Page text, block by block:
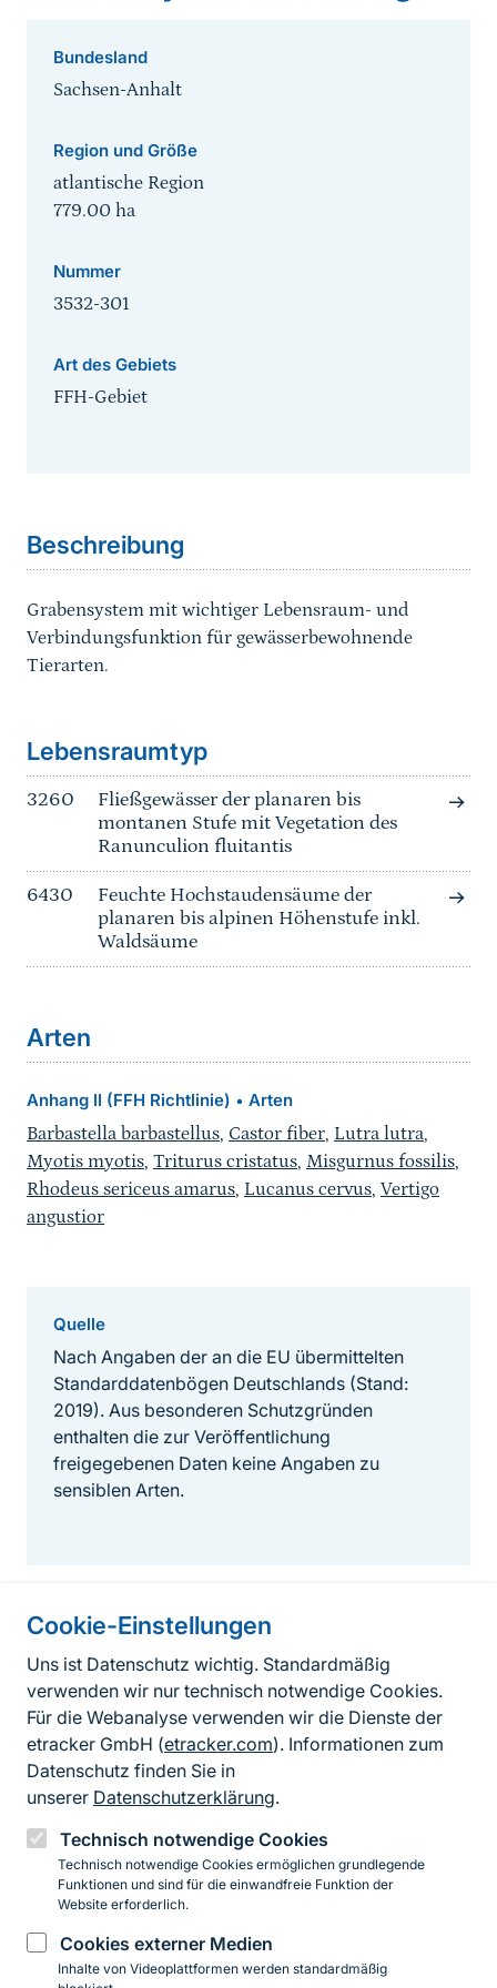
Cookie-Einstellungen
Uns ist Datenschutz wichtig. Standardmäßig
verwenden wir nur technisch notwendige Cookies.
Für die Webanalyse verwenden wir die Dienste der
etracker GmbH (etracker.com). Informationen zum
Datenschutz finden Sie in
unserer Datenschutzerklärung.
Technisch notwendige Cookies
Technisch notwendige Cookies ermöglichen grundlegende
Funktionen und sind für die einwandfreie Funktion der
Website erforderlich.
Cookies externer Medien
Inhalte von Videoplattformen werden standardmäßig
Bundesland
Sachsen-Anhalt
Region und Größe
atlantische Region
779.00 ha
Nummer
3532-301
Art des Gebiets
FFH-Gebiet
Beschreibung
Grabensystem mit wichtiger Lebensraum- und
Verbindungsfunktion für gewässerbewohnende
Tierarten.
Lebensraumtyp
3260
Fließgewässer der planaren bis
montanen Stufe mit Vegetation des
Ranunculion fluitantis
6430
Feuchte Hochstaudensäume der
planaren bis alpinen Höhenstufe inkl.
Waldsäume
Arten
Anhang II (FFH Richtlinie) • Arten
Barbastella barbastellus, Castor fiber, Lutra lutra,
Myotis myotis, Triturus cristatus, Misgurnus fossilis,
Rhodeus sericeus amarus, Lucanus cervus, Vertigo
angustior
Quelle
Nach Angaben der an die EU übermittelten
Standarddatenbögen Deutschlands (Stand:
2019). Aus besonderen Schutzgründen
enthalten die zur Veröffentlichung
freigegebenen Daten keine Angaben zu
sensiblen Arten.
Informationen zur Seite
FußzeileKontakt zum BfN
Kontaktformular
Erklärung zur Barrierefreiheit
Impressum
Datenschutz
InstagramFacebookYouTubeLinkedIn